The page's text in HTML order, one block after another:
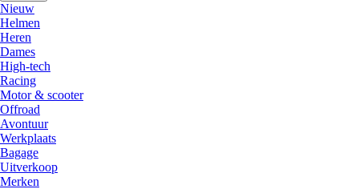
Nieuw
Helmen
Heren
Dames
High-tech
Racing
Motor & scooter
Offroad
Avontuur
Werkplaats
Bagage
Uitverkoop
Merken